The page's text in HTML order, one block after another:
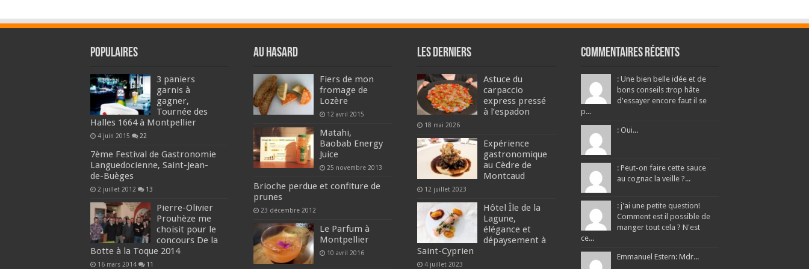
Populaires
3 paniers
garnis à
gagner,
Tournée des
Halles 1664 à Montpellier
4 juin 2015 22
7ème Festival de Gastronomie
Languedocienne, Saint-Jean-
de-Buèges
2 juillet 2012 13
Pierre-Olivier
Prouhèze me
choisit pour le
concours De la
Botte à la Toque 2014
16 mars 2014 11
Au hasard
Fiers de mon
fromage de
Lozère
12 avril 2015
Matahi,
Baobab Energy
Juice
25 novembre 2013
Brioche perdue et confiture de
prunes
23 décembre 2012
Le Parfum à
Montpellier
10 avril 2016
Les derniers
Astuce du
carpaccio
express pressé
à l’espadon
18 mai 2026
Expérience
gastronomique
au Cèdre de
Montcaud
12 juillet 2023
Hôtel Île de la
Lagune,
élégance et
dépaysement à
Saint-Cyprien
4 juillet 2023
Commentaires récents
: Une bien belle idée et de
bons conseils :trop hâte
d'essayer encore faut il se
p...
: Oui...
: Peut-on faire cette sauce
au cognac la veille ?...
: j'ai une petite question!
Comment est il possible de
manger tout cela ? N'est
ce...
Emmanuel Estern: Mdr...